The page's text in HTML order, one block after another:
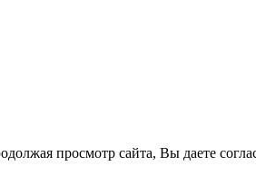
просмотр сайта, Вы даете